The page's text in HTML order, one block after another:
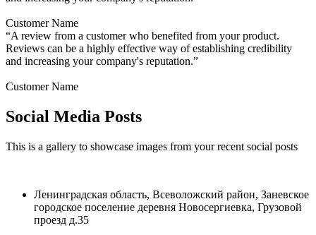
Customer Name
“A review from a customer who benefited from your product.
Reviews can be a highly effective way of establishing credibility
and increasing your company's reputation.”
Customer Name
Social Media Posts
This is a gallery to showcase images from your recent social posts
Ленинградская область, Всеволожский район, Заневское
городское поселение деревня Новосергиевка, Грузовой
проезд д.35